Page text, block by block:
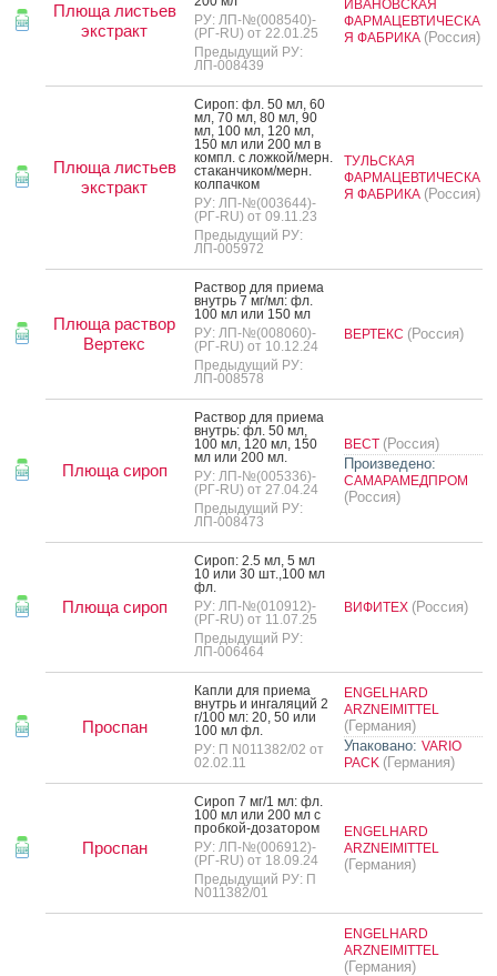
Плюща листьев
экстракт
РУ: ЛП-№(008540)-
(РГ-RU) от 22.01.25
Предыдущий РУ:
ЛП-008439
ИВАНОВСКАЯ
ФАРМАЦЕВТИЧЕСКА
Я ФАБРИКА (Россия)
Плюща листьев
экстракт
Си­роп: фл. 50 мл, 60
мл, 70 мл, 80 мл, 90
мл, 100 мл, 120 мл,
150 мл или 200 мл в
компл. с лож­кой/мерн.
ста­кан­чи­ком/мерн.
кол­пачком
РУ: ЛП-№(003644)-
(РГ-RU) от 09.11.23
Предыдущий РУ:
ЛП-005972
ТУЛЬСКАЯ
ФАРМАЦЕВТИЧЕСКА
Я ФАБРИКА (Россия)
Плюща раствор
Вертекс
Рас­твор для при­ема
внутрь 7 мг/мл: фл.
100 мл или 150 мл
РУ: ЛП-№(008060)-
(РГ-RU) от 10.12.24
Предыдущий РУ:
ЛП-008578
ВЕРТЕКС (Россия)
Плюща сироп
Рас­твор для при­ема
внутрь: фл. 50 мл,
100 мл, 120 мл, 150
мл или 200 мл.
РУ: ЛП-№(005336)-
(РГ-RU) от 27.04.24
Предыдущий РУ:
ЛП-008473
ВЕСТ (Россия)
Произведено:
САМАРАМЕДПРОМ
(Россия)
Плюща сироп
Си­роп: 2.5 мл, 5 мл
10 или 30 шт.,100 мл
фл.
РУ: ЛП-№(010912)-
(РГ-RU) от 11.07.25
Предыдущий РУ:
ЛП-006464
ВИФИТЕХ (Россия)
Проспан
Кап­ли для при­ема
внутрь и ин­га­ляций 2
г/100 мл: 20, 50 или
100 мл фл.
РУ: П N011382/02 от
02.02.11
ENGELHARD
ARZNEIMITTEL
(Германия)
Упаковано: VARIO
PACK (Германия)
Проспан
Си­роп 7 мг/1 мл: фл.
100 мл или 200 мл с
проб­кой-до­зато­ром
РУ: ЛП-№(006912)-
(РГ-RU) от 18.09.24
Предыдущий РУ: П
N011382/01
ENGELHARD
ARZNEIMITTEL
(Германия)
ENGELHARD
ARZNEIMITTEL
(Германия)